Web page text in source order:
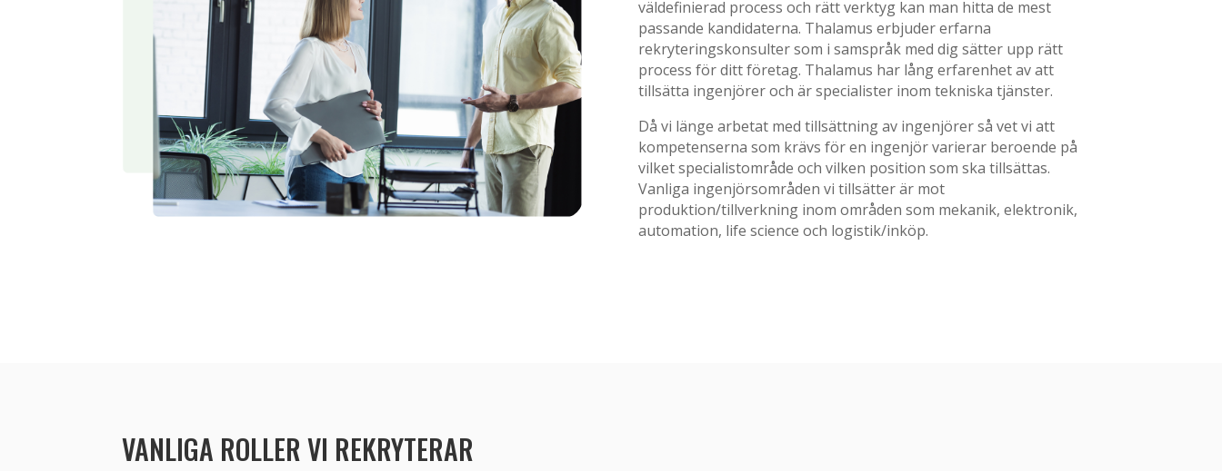
väldefinierad process och rätt verktyg kan man hitta de mest
passande kandidaterna. Thalamus erbjuder erfarna
rekryteringskonsulter som i samspråk med dig sätter upp rätt
process för ditt företag. Thalamus har lång erfarenhet av att
tillsätta ingenjörer och är specialister inom tekniska tjänster.
Då vi länge arbetat med tillsättning av ingenjörer så vet vi att
kompetenserna som krävs för en ingenjör varierar beroende på
vilket specialistområde och vilken position som ska tillsättas.
Vanliga ingenjörsområden vi tillsätter är mot
produktion/tillverkning inom områden som mekanik, elektronik,
automation, life science och logistik/inköp.
VANLIGA ROLLER VI REKRYTERAR